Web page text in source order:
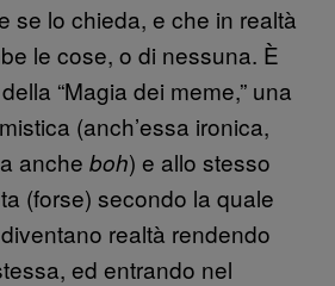
se lo chieda, e che in realtà
le cose, o di nessuna. È
“Magia dei meme,” una
(anch’essa ironica,
anche boh) e allo stesso
(forse) secondo la quale
realtà rendendo
ed entrando nel